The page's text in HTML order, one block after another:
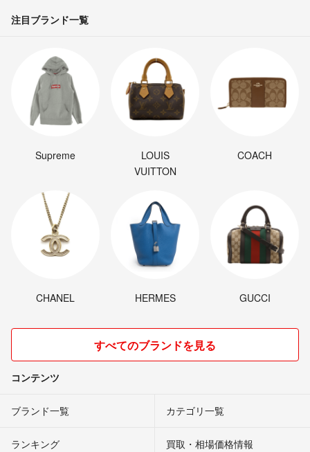
注目ブランド一覧
Supreme
LOUIS
VUITTON
COACH
CHANEL HERMES GUCCI
すべてのブランドを見る
コンテンツ
ブランド一覧 カテゴリ一覧
ランキング 買取・相場価格情報